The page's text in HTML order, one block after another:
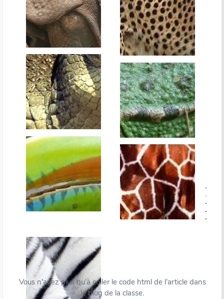
Vous n’avez plus qu’à coller le code html de l’article dans
le blog de la classe.